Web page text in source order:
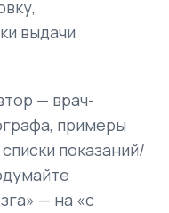
выдачи
— врач-
примеры
показаний/
— на «с